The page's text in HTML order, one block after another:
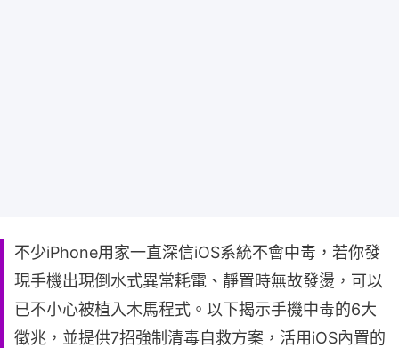
不少iPhone用家一直深信iOS系統不會中毒，若你發
現手機出現倒水式異常耗電、靜置時無故發燙，可以
已不小心被植入木馬程式。以下揭示手機中毒的6大
徵兆，並提供7招強制清毒自救方案，活用iOS內置的